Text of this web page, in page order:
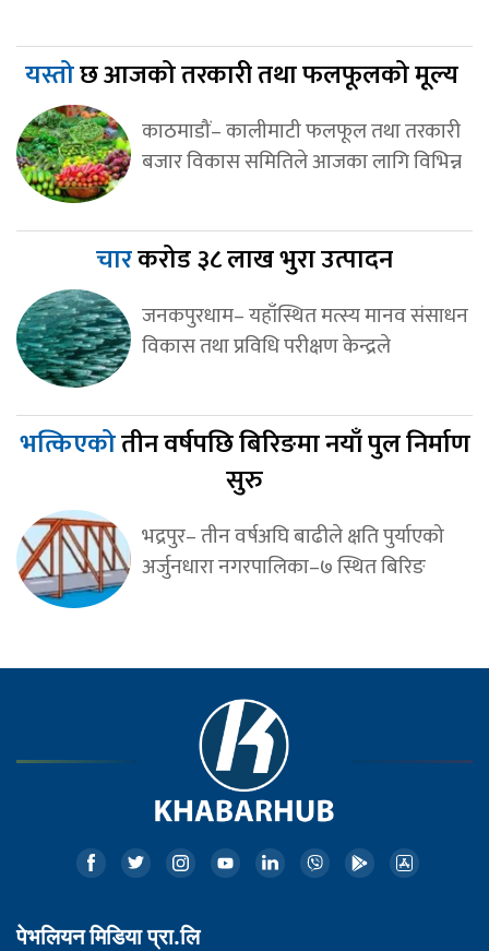
यस्तोछ आजको तरकारी तथा फलफूलको मूल्य
काठमाडौं– कालीमाटी फलफूल तथा तरकारी
बजार विकास समितिले आजका लागि विभिन्न
चारकरोड ३८ लाख भुरा उत्पादन
जनकपुरधाम– यहाँस्थित मत्स्य मानव संसाधन
विकास तथा प्रविधि परीक्षण केन्द्रले
भत्किएकोतीन वर्षपछि बिरिङमा नयाँ पुल निर्माण
सुरु
भद्रपुर– तीन वर्षअघि बाढीले क्षति पुर्याएको
अर्जुनधारा नगरपालिका–७ स्थित बिरिङ
पेभलियन मिडिया प्रा.लि